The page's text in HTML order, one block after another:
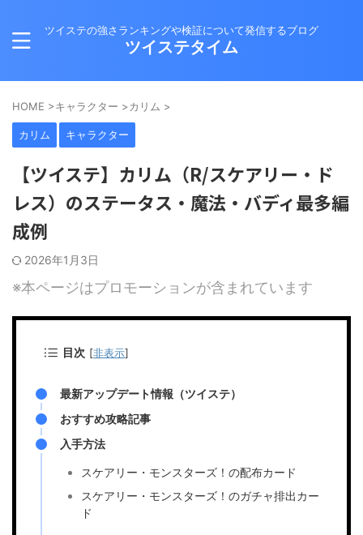
ツイステの強さランキングや検証について発信するブログ
ツイステタイム
HOME >キャラクター >カリム >
カリム キャラクター
【ツイステ】カリム（R/スケアリー・ド
レス）のステータス・魔法・バディ最多編
成例
2026年1月3日
※本ページはプロモーションが含まれています
目次 [非表示]
最新アップデート情報（ツイステ）
おすすめ攻略記事
入手方法
スケアリー・モンスターズ！の配布カード
スケアリー・モンスターズ！のガチャ排出カー
ド